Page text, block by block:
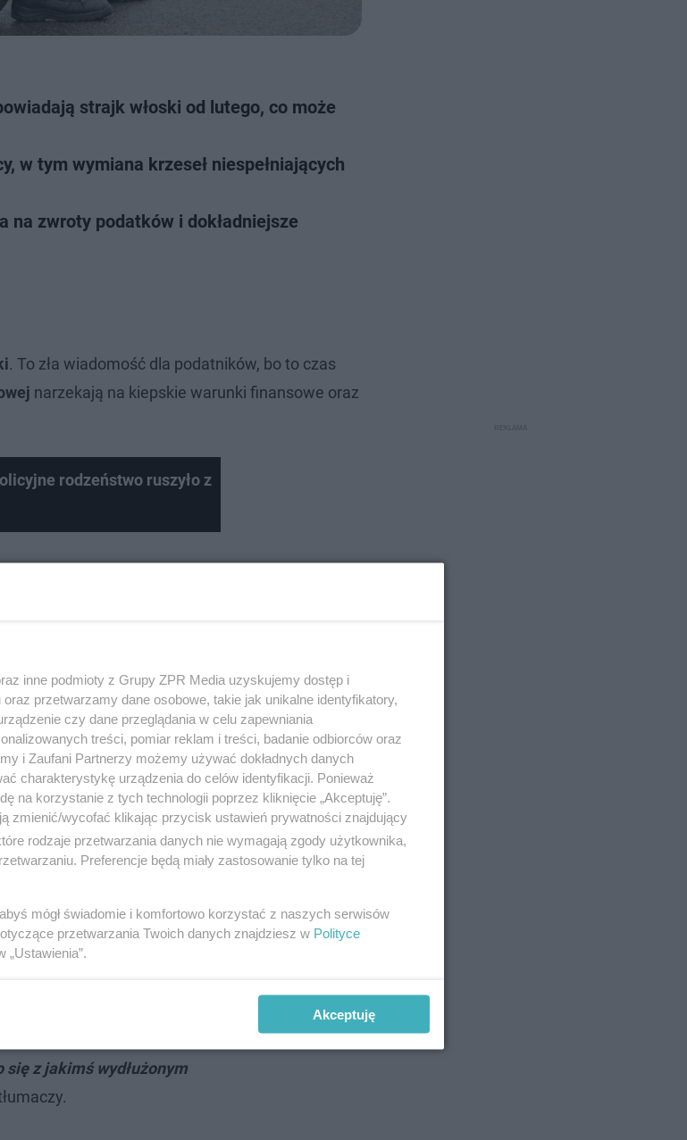
strajk włoski od lutego, co może
w tym wymiana krzeseł niespełniających
na zwroty podatków i dokładniejsze
. To zła wiadomość dla podatników, bo to czas
narzekają na kiepskie warunki finansowe oraz
rodzeństwo ruszyło z
do pracy z komputerem
spełniają aktualnych
naszym reporterem,
szczególnie dokładnie będą weryfikować
się z jakimś wydłużonym
inne podmioty z Grupy ZPR Media uzyskujemy dostęp i
przetwarzamy dane osobowe, takie jak unikalne identyfikatory,
czy dane przeglądania w celu zapewniania
treści, pomiar reklam i treści, badanie odbiorców oraz
i Zaufani Partnerzy możemy używać dokładnych danych
charakterystykę urządzenia do celów identyfikacji. Ponieważ
na korzystanie z tych technologii poprzez kliknięcie „Akceptuję”.
zmienić/wycofać klikając przycisk ustawień prywatności znajdujący
rodzaje przetwarzania danych nie wymagają zgody użytkownika,
Preferencje będą miały zastosowanie tylko na tej
mógł świadomie i komfortowo korzystać z naszych serwisów
przetwarzania Twoich danych znajdziesz w Polityce
„Ustawienia”.
Akceptuję